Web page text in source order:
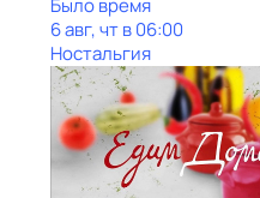
Было время
6 авг, чт в 06:00
Ностальгия